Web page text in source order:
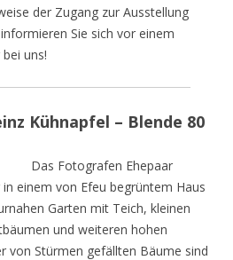
der Zugang zur Ausstellung
Sie sich vor einem
uns!
Kühnapfel – Blende 80
Das Fotografen Ehepaar
einem von Efeu begrüntem Haus
Garten mit Teich, kleinen
und weiteren hohen
von Stürmen gefällten Bäume sind